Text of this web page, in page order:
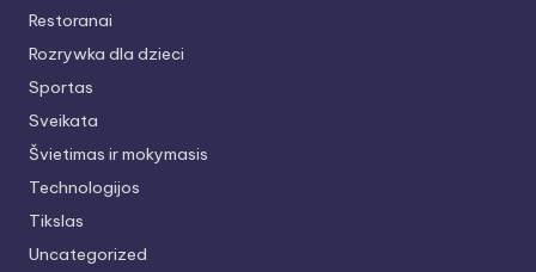
Restoranai
Rozrywka dla dzieci
Sportas
Sveikata
Švietimas ir mokymasis
Technologijos
Tikslas
Uncategorized